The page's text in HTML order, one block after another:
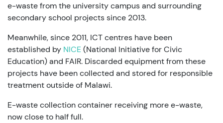
e-waste from the university campus and surrounding
secondary school projects since 2013.
Meanwhile, since 2011, ICT centres have been
established by NICE (National Initiative for Civic
Education) and FAIR. Discarded equipment from these
projects have been collected and stored for responsible
treatment outside of Malawi.
E-waste collection container receiving more e-waste,
now close to half full.